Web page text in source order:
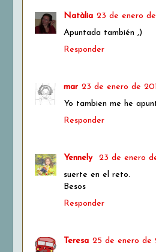
Natàlia 23 de enero de
Apuntada también ,)
Responder
mar 23 de enero de
Yo tambien me he
Responder
Yennely
23 de enero
suerte en el reto.
Besos
Responder
Teresa 25 de enero de